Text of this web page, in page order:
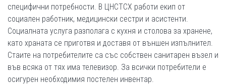
специфични потребности. В ЦНСТСХ работи екип от
социален работник, медицински сестри и асистенти.
Социалната услуга разполага с кухня и столова за хранене,
като храната се приготвя и доставя от външен изпълнител.
Стаите на потребителите са със собствен санитарен възел и
във всяка от тях има телевизор. За всички потребители е
осигурен необходимия постелен инвентар.